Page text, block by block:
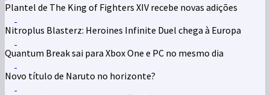
Plantel de The King of Fighters XIV recebe novas adições
Nitroplus Blasterz: Heroines Infinite Duel chega à Europa
Quantum Break sai para Xbox One e PC no mesmo dia
Novo título de Naruto no horizonte?